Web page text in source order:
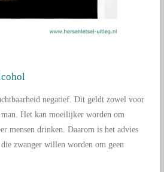
negatief. Dit geldt zowel voor
Het kan moeilijker worden om
mensen drinken. Daarom is het advies
zwanger willen worden om geen